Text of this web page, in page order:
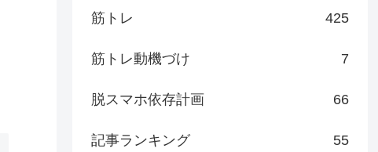
筋トレ 425
筋トレ動機づけ 7
脱スマホ依存計画 66
記事ランキング 55